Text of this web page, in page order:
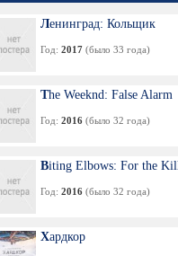
Ленинград: Кольщик
Год: 2017 (было 33 года)
The Weeknd: False Alarm
Год: 2016 (было 32 года)
Biting Elbows: For the
Год: 2016 (было 32 года)
Хардкор